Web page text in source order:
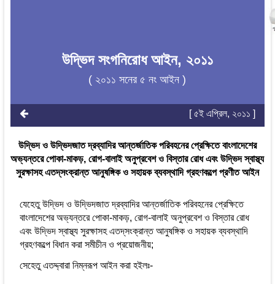
উদ্ভিদ সংগনিরোধ আইন, ২০১১
( ২০১১ সনের ৫ নং আইন )
[ ৫ই এপ্রিল, ২০১১ ]
উদ্ভিদ ও উদ্ভিদজাত দ্রব্যাদির আন্তর্জাতিক পরিবহনের প্রেক্ষিতে বাংলাদেশের
অভ্যন্তরে পোকা-মাকড়, রোগ-বালাই অনুপ্রবেশ ও বিস্তার রোধ এবং উদ্ভিদ স্বাস্থ্য
সুরক্ষাসহ এতদ্‌সংক্রান্ত আনুষঙ্গিক ও সহায়ক ব্যবস্থাদি গ্রহণকল্পে প্রণীত আইন
যেহেতু উদ্ভিদ ও উদ্ভিদজাত দ্রব্যাদির আন্তর্জাতিক পরিবহনের প্রেক্ষিতে
বাংলাদেশের অভ্যন্তরে পোকা-মাকড়, রোগ-বালাই অনুপ্রবেশ ও বিস্তার রোধ
এবং উদ্ভিদ স্বাস্থ্য সুরক্ষাসহ এতদ্‌সংক্রান্ত আনুষঙ্গিক ও সহায়ক ব্যবস্থাদি
গ্রহণকল্পে বিধান করা সমীচীন ও প্রয়োজনীয়;
সেহেতু এতদ্দ্বারা নিম্নরূপ আইন করা হইলঃ-